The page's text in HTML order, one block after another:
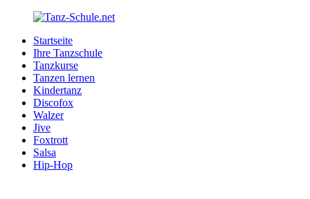
Zurück
Inhalt
Tanz-
Schule.net
Ihre
Tanzschule
Internet
Startseite
Ihre Tanzschule
Tanzkurse
Tanzen lernen
Kindertanz
Discofox
Walzer
Jive
Foxtrott
Salsa
Hip-Hop